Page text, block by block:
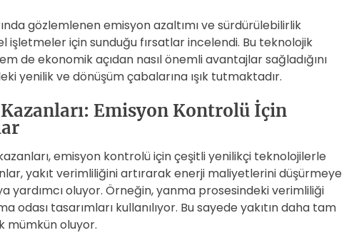
gözlemlenen emisyon azaltımı ve sürdürülebilirlik
işletmeler için sunduğu fırsatlar incelendi. Bu teknolojik
de ekonomik açıdan nasıl önemli avantajlar sağladığını
yenilik ve dönüşüm çabalarına ışık tutmaktadır.
Emisyon Kontrolü İçin
emisyon kontrolü için çeşitli yenilikçi teknolojilerle
yakıt verimliliğini artırarak enerji maliyetlerini düşürmeye
yardımcı oluyor. Örneğin, yanma prosesindeki verimliliği
odası tasarımları kullanılıyor. Bu sayede yakıtın daha tam
mümkün oluyor.